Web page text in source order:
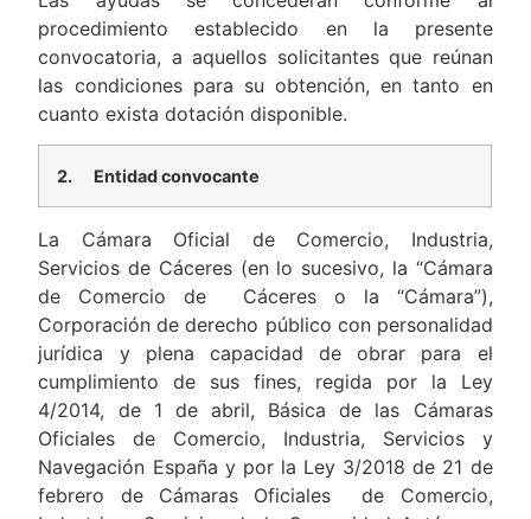
procedimiento establecido en la presente
convocatoria, a aquellos solicitantes que reúnan
las condiciones para su obtención, en tanto en
cuanto exista dotación disponible.
2. Entidad convocante
La Cámara Oficial de Comercio, Industria,
Servicios de Cáceres (en lo sucesivo, la “Cámara
de Comercio de Cáceres o la “Cámara”),
Corporación de derecho público con personalidad
jurídica y plena capacidad de obrar para el
cumplimiento de sus fines, regida por la Ley
4/2014, de 1 de abril, Básica de las Cámaras
Oficiales de Comercio, Industria, Servicios y
Navegación España y por la Ley 3/2018 de 21 de
febrero de Cámaras Oficiales de Comercio,